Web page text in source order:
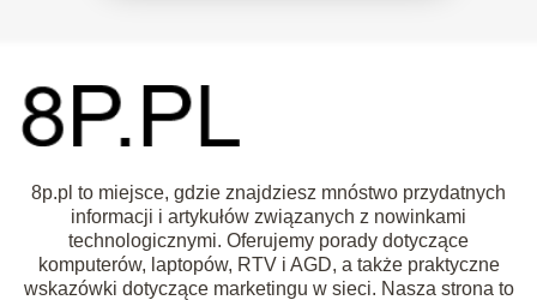
8p.pl to miejsce, gdzie znajdziesz mnóstwo przydatnych
informacji i artykułów związanych z nowinkami
technologicznymi. Oferujemy porady dotyczące
komputerów, laptopów, RTV i AGD, a także praktyczne
wskazówki dotyczące marketingu w sieci. Nasza strona to